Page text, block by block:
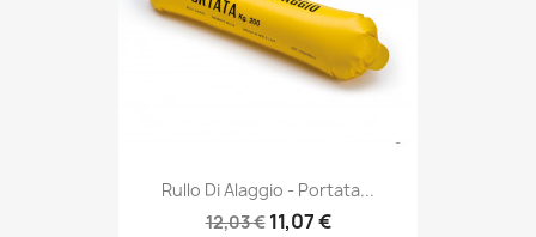
Rullo Di Alaggio - Portata...
12,03 € 11,07 €